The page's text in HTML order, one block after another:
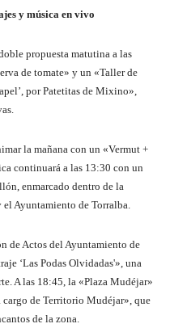
y música en vivo
propuesta matutina a las
de tomate» y un «Taller de
por Patetitas de Mixino»,
la mañana con un «Vermut +
continuará a las 13:30 con un
enmarcado dentro de la
Ayuntamiento de Torralba.
de Actos del Ayuntamiento de
‘Las Podas Olvidadas'», una
A las 18:45, la «Plaza Mudéjar»
cargo de Territorio Mudéjar», que
de la zona.